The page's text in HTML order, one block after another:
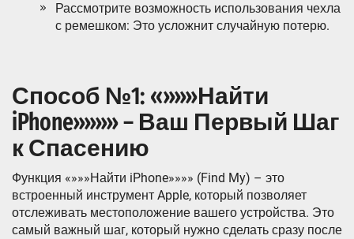
Рассмотрите возможность использования чехла
с ремешком: Это усложнит случайную потерю.
Способ №1: «»»»Найти
iPhone»»»» – Ваш Первый Шаг
к Спасению
Функция «»»»Найти iPhone»»»» (Find My) – это
встроенный инструмент Apple, который позволяет
отслеживать местоположение вашего устройства. Это
самый важный шаг, который нужно сделать сразу после